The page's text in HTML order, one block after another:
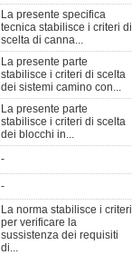
La presente specifica
tecnica stabilisce i criteri di
scelta di canna...
La presente parte
stabilisce i criteri di scelta
dei sistemi camino con...
La presente parte
stabilisce i criteri di scelta
dei blocchi in...
-
-
La norma stabilisce i criteri
per verificare la
sussistenza dei requisiti
di...